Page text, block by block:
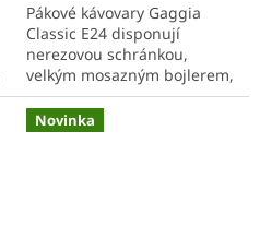
Pákové kávovary Gaggia
Classic E24 disponují
nerezovou schránkou,
velkým mosazným bojlerem,
ohřevnou plochou pro šálky,
profesionální tryskou a
držákem filtru z nerezové
Novinka